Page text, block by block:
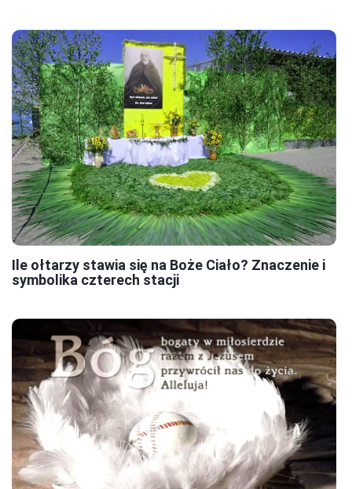
Ile ołtarzy stawia się na Boże Ciało? Znaczenie i
symbolika czterech stacji